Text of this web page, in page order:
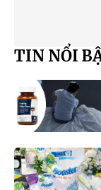
TIN NỔI